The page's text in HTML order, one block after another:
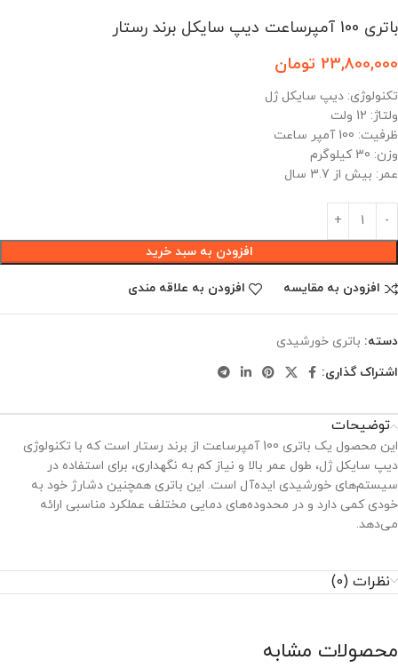
باتری 100 آمپرساعت دیپ سایکل برند رستار
23,800,000 تومان
تکنولوژی: دیپ سایکل ژل
ولتاژ: 12 ولت
ظرفیت: 100 آمپر ساعت
وزن: 30 کیلوگرم
عمر: بیش از 3.7 سال
افزودن به سبد خرید
افزودن به مقایسه افزودن به علاقه مندی
دسته: باتری خورشیدی
اشتراک گذاری:
توضیحات
این محصول یک باتری 100 آمپرساعت از برند رستار است که با تکنولوژی
دیپ سایکل ژل، طول عمر بالا و نیاز کم به نگهداری، برای استفاده در
سیستم‌های خورشیدی ایده‌آل است. این باتری همچنین دشارژ خود به
خودی کمی دارد و در محدوده‌های دمایی مختلف عملکرد مناسبی ارائه
می‌دهد.
نظرات (0)
محصولات مشابه